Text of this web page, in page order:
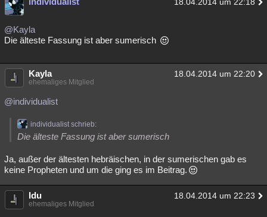
18.04.2014 um 22:18
@Kayla
Die älteste Fassung ist aber sumerisch
Kayla 18.04.2014 um 22:20
ehemaliges Mitglied
@individualist
individualist schrieb:
Die älteste Fassung ist aber sumerisch
Ja, außer der ältesten hebräischen, in der sumerischen gab es
keine Propheten und um die ging es im Beitrag.
Idu 18.04.2014 um 22:23
ehemaliges Mitglied